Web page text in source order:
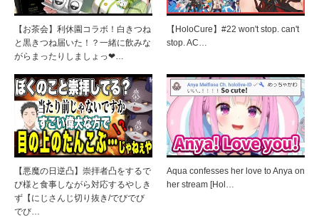
【お茶会】利休園コラボ！白きつね
と黒きつね届いた！？一緒に飲みな
がらまったりしましょっ❤…
【HoloCure】#22 won't stop. can't
stop. AC…
【悪魔の日逆凸】崇拝者凸をするで
び様と食事しながら対応するやしき
ず【にじさんじ切り抜き/でびでび
でび…
Aqua confesses her love to Anya on
her stream [Hol…